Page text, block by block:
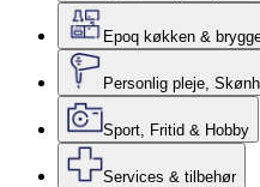
Epoq køkken &
Personlig pleje,
Sport, Fritid & Hobby
Services & tilbehør